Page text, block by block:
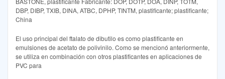
DBP, DIBP, TXIB, DINA, ATBC, DPHP, TINTM, plastificante; plastificante;
China
El uso principal del ftalato de dibutilo es como plastificante en
emulsiones de acetato de polivinilo. Como se mencionó anteriormente,
se utiliza en combinación con otros plastificantes en aplicaciones de
PVC para